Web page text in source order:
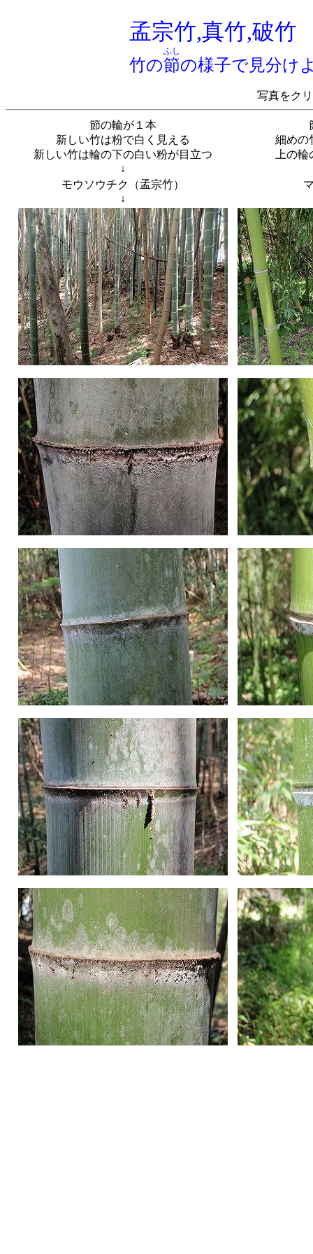
孟宗竹,真竹,破竹
竹の節
ふし
の様子で見分け
写真をク
節の輪が１本
新しい竹は粉で白く見える
新しい竹は輪の下の白い粉が目立つ
↓
細めの
上の
モウソウチク（孟宗竹）
↓